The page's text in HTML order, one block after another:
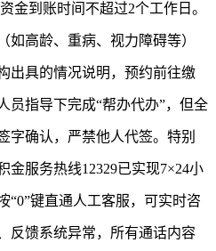
金到账时间不超过2个工作日。
如高龄、重病、视力障碍等）
出具的情况说明，预约前往缴
员指导下完成“帮办代办”，但全
字确认，严禁他人代签。特别
金服务热线12329已实现7×24小
“0”键直通人工客服，可实时咨
反馈系统异常，所有通话内容